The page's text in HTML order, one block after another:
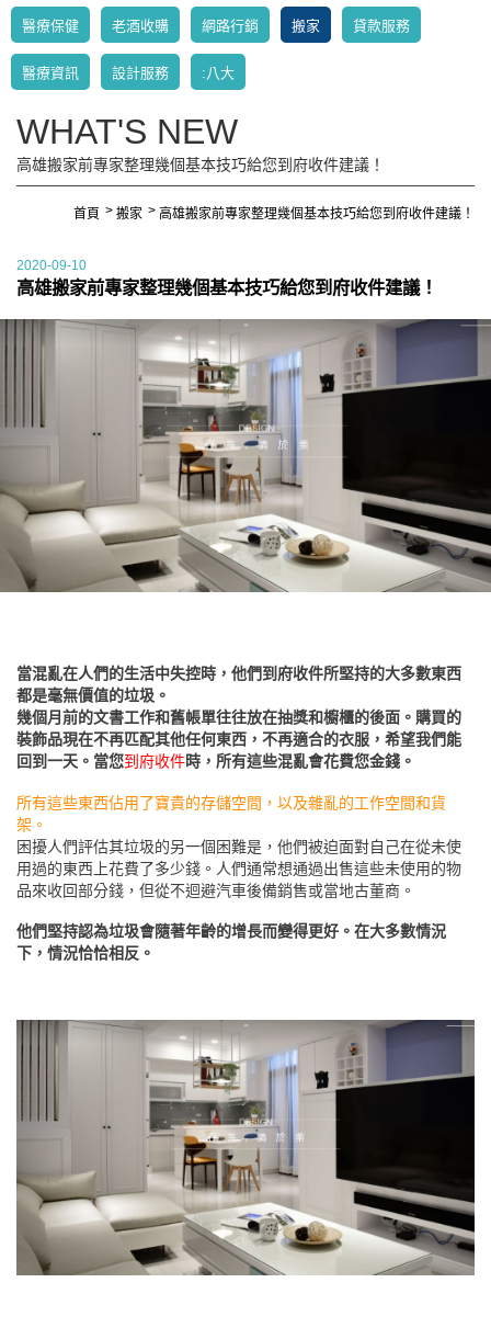
醫療保健 老酒收購 網路行銷 搬家 貸款服務
醫療資訊 設計服務 :八大
WHAT'S NEW
高雄搬家前專家整理幾個基本技巧給您到府收件建議！
首頁 搬家 高雄搬家前專家整理幾個基本技巧給您到府收件建議！
2020-09-10
高雄搬家前專家整理幾個基本技巧給您到府收件建議！
當混亂在人們的生活中失控時，他們到府收件所堅持的大多數東西
都是毫無價值的垃圾。
幾個月前的文書工作和舊帳單往往放在抽獎和櫥櫃的後面。購買的
裝飾品現在不再匹配其他任何東西，不再適合的衣服，希望我們能
回到一天。當您到府收件時，所有這些混亂會花費您金錢。
所有這些東西佔用了寶貴的存儲空間，以及雜亂的工作空間和貨
架。
困擾人們評估其垃圾的另一個困難是，他們被迫面對自己在從未使
用過的東西上花費了多少錢。人們通常想通過出售這些未使用的物
品來收回部分錢，但從不迴避汽車後備銷售或當地古董商。
他們堅持認為垃圾會隨著年齡的增長而變得更好。在大多數情況
下，情況恰恰相反。